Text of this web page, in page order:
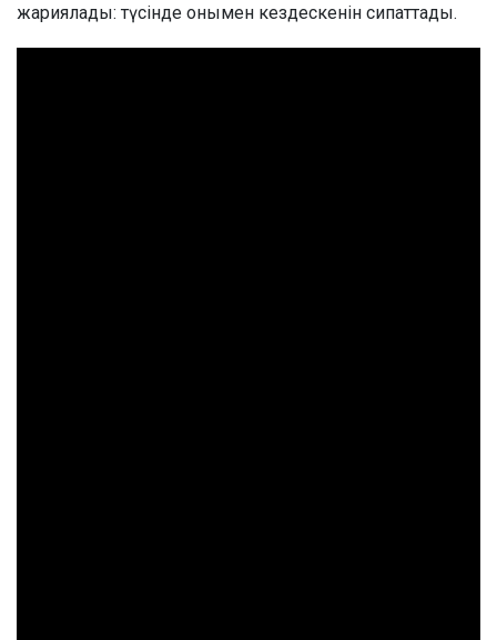
жариялады: түсінде онымен кездескенін сипаттады.